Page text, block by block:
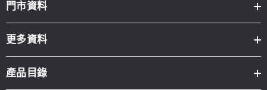
門市資料
更多資料
產品目錄